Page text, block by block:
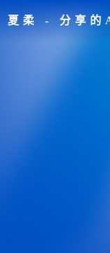
夏柔 - 分享的